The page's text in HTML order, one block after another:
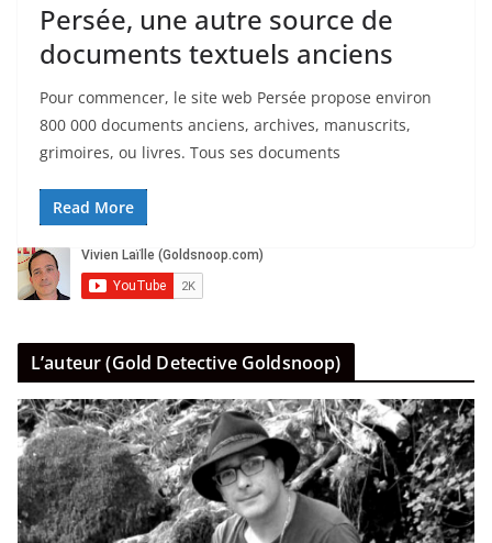
Persée, une autre source de
documents textuels anciens
Pour commencer, le site web Persée propose environ
800 000 documents anciens, archives, manuscrits,
grimoires, ou livres. Tous ses documents
Read More
L’auteur (Gold Detective Goldsnoop)